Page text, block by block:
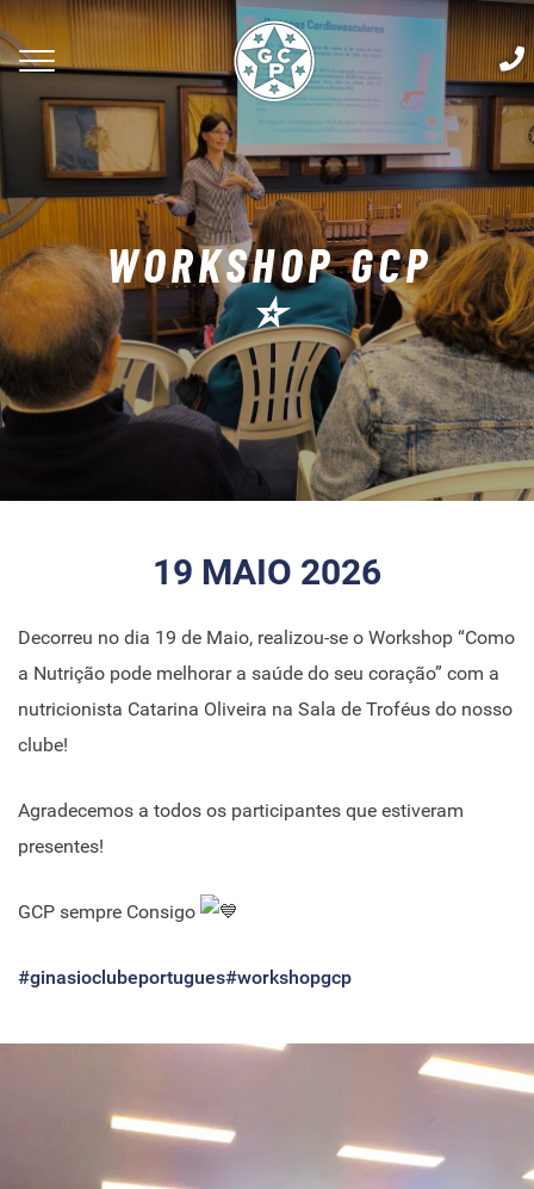
WORKSHOP GCP
⭐
19 MAIO 2026
Decorreu no dia 19 de Maio, realizou-se o Workshop “Como
a Nutrição pode melhorar a saúde do seu coração” com a
nutricionista Catarina Oliveira na Sala de Troféus do nosso
clube!
Agradecemos a todos os participantes que estiveram
presentes!
GCP sempre Consigo
#ginasioclubeportugues#workshopgcp